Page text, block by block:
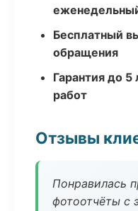
Бесплатный
обращения
Гарантия до
работ
Отзывы
Понравилась
фотоотчёты с